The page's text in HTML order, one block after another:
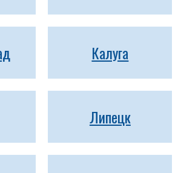
Калуга
Липецк